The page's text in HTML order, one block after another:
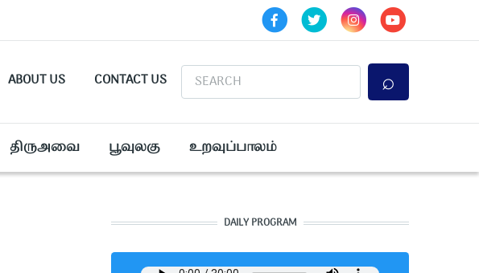
ABOUT US CONTACT US Search
திருஅவை பூவுலகு உறவுப்பாலம்
DAILY PROGRAM